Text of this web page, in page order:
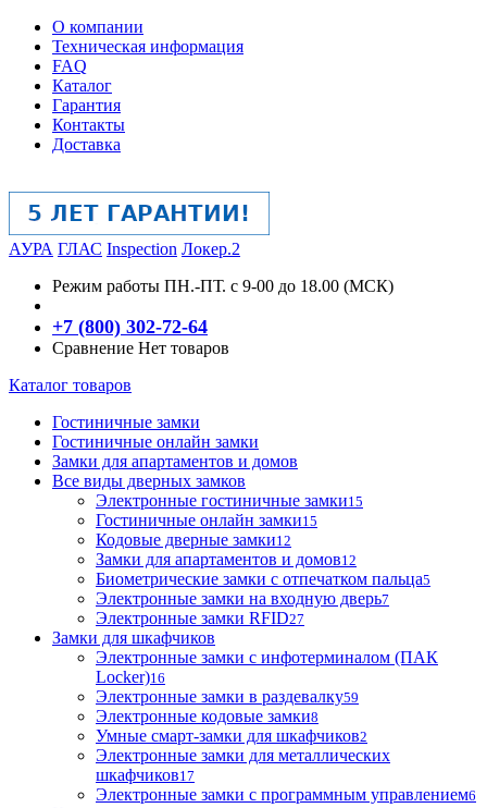
О компании
Техническая информация
FAQ
Каталог
Гарантия
Контакты
Доставка
АУРА ГЛАС Inspection Локер.2
Режим работы ПН.-ПТ. с 9-00 до 18.00 (МСК)
+7 (800) 302-72-64
Сравнение Нет товаров
Каталог товаров
Гостиничные замки
Гостиничные онлайн замки
Замки для апартаментов и домов
Все виды дверных замков
Электронные гостиничные замки15
Гостиничные онлайн замки15
Кодовые дверные замки12
Замки для апартаментов и домов12
Биометрические замки с отпечатком пальца5
Электронные замки на входную дверь7
Электронные замки RFID27
Замки для шкафчиков
Электронные замки с инфотерминалом (ПАК
Locker)16
Электронные замки в раздевалку59
Электронные кодовые замки8
Умные смарт-замки для шкафчиков2
Электронные замки для металлических
шкафчиков17
Электронные замки с программным управлением6